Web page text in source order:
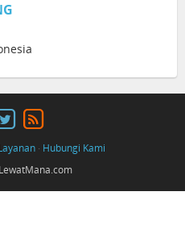
· Hubungi Kami
LewatMana.com